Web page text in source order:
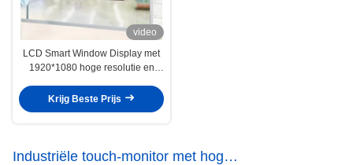
video
LCD Smart Window Display met
1920*1080 hoge resolutie en
Krijg Beste Prijs
Industriële touch-monitor met hoge